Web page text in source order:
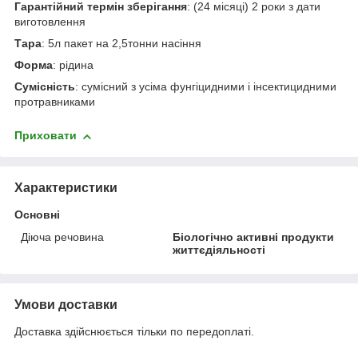
Гарантійний термін зберігання: (24 місяці) 2 роки з дати
виготовлення
Тара: 5л пакет на 2,5тонни насіння
Форма: рідина
Сумісність: сумісний з усіма фунгіцидними і інсектицидними
протравниками
Приховати
Характеристики
Основні
Діюча речовина
Біологічно активні продукти
життєдіяльності
Умови доставки
Доставка здійснюється тільки по передоплаті.